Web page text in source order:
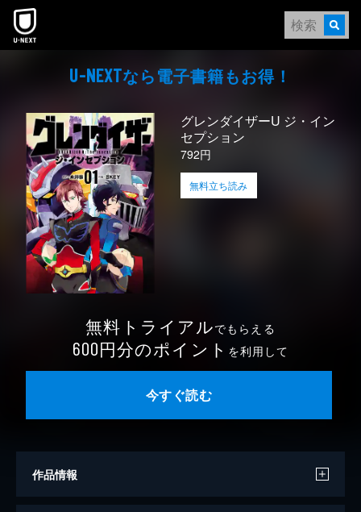
本文へスキップ
U-NEXTなら電⼦書籍もお得！
グレンダイザーU ジ・イン
セプション
792円
無料立ち読み
無料トライアルでもらえる
600円分のポイント を利用して
今すぐ読む
作品情報